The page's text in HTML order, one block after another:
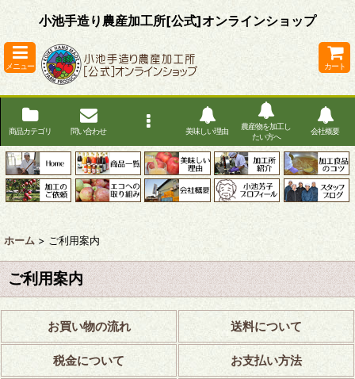
小池手造り農産加工所[公式]オンラインショップ
メニュー カート
商品カテゴリ 問い合わせ 美味しい理由
農産物を加工し
たい方へ
会社概要
ホーム > ご利用案内
ご利用案内
お買い物の流れ 送料について
税金について お支払い方法